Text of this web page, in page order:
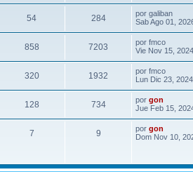
54 284 por galiban
Sab Ago 01,
858 7203 por fmco
Vie Nov 15,
320 1932 por fmco
Lun Dic 23,
128 734 por gon
Jue Feb 15,
7 9 por gon
Dom Nov 10,